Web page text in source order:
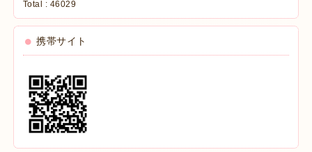
Total : 46029
携帯サイト